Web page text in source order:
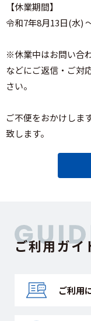
【休業期間】
令和7年8月13日(水)
※休業中はお問い合
などにご返信・ご対
さい。
ご不便をおかけしま
致します。
ご利用ガイ
ご利用